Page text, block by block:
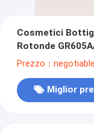
Cosmetici
Rotonde
cosmetiche vuote
Prezzo：negotiable
Miglior